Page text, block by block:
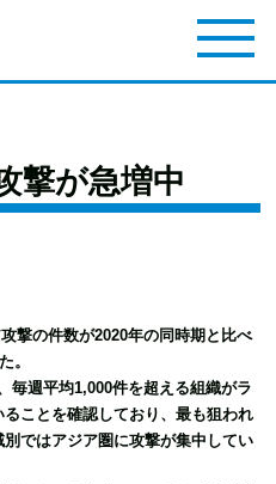
撃が急増中
撃の件数が2020年の同時期と比べ
。
毎週平均1,000件を超える組織がラ
ことを確認しており、最も狙われ
ではアジア圏に攻撃が集中してい